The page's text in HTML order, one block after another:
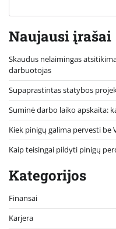
Naujausi įrašai
Skaudus nelaimingas
darbuotojas
Supaprastintas statybos
Suminė darbo laiko apskaita:
Kiek pinigų galima pervesti be
Kaip teisingai pildyti pinigų
Kategorijos
Finansai
Karjera